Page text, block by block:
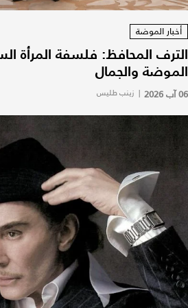
أخبار الموضة
الترف المحافظ: فلسفة المرأة
الموضة والجمال
06 آب 2026 | زينب طليس